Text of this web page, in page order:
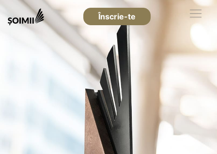
Înscrie-te